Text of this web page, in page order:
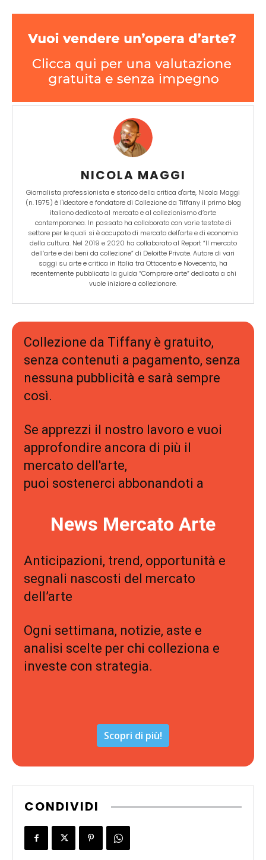
NICOLA MAGGI
Giornalista professionista e storico della critica d'arte, Nicola Maggi
(n. 1975) è l'ideatore e fondatore di Collezione da Tiffany il primo blog
italiano dedicato al mercato e al collezionismo d’arte
contemporanea. In passato ha collaborato con varie testate di
settore per le quali si è occupato di mercato dell'arte e di economia
della cultura. Nel 2019 e 2020 ha collaborato al Report “Il mercato
dell’arte e dei beni da collezione” di Deloitte Private. Autore di vari
saggi su arte e critica in Italia tra Ottocento e Novecento, ha
recentemente pubblicato la guida “Comprare arte” dedicata a chi
vuole iniziare a collezionare.
Collezione da Tiffany è gratuito,
senza contenuti a pagamento, senza
nessuna pubblicità e sarà sempre
così.
Se apprezzi il nostro lavoro e vuoi
approfondire ancora di più il
mercato dell'arte,
puoi sostenerci abbonandoti a
News Mercato Arte
Anticipazioni, trend, opportunità e
segnali nascosti del mercato
dell’arte
Ogni settimana, notizie, aste e
analisi scelte per chi colleziona e
investe con strategia.
Scopri di più!
CONDIVIDI